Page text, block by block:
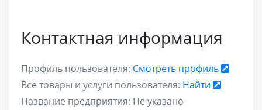
Контактная информация
Профиль пользователя: Смотреть профиль
Все товары и услуги пользователя: Найти
Название предприятия: Не указано